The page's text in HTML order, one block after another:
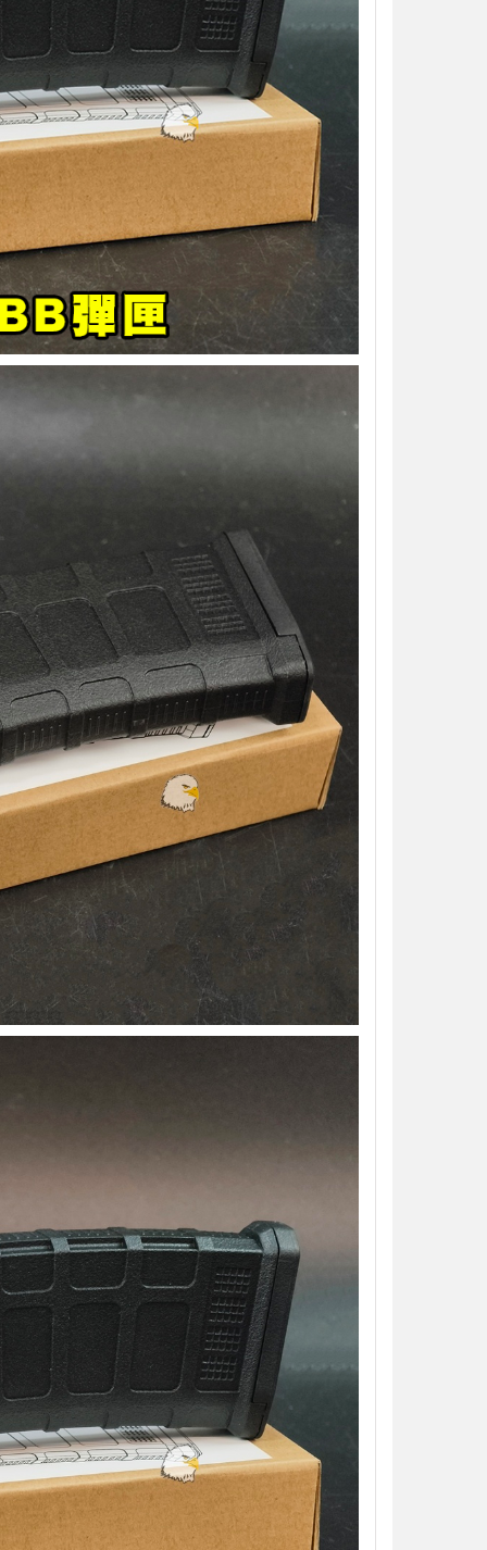
版 AEG 黑 M4 彈匣款 電動機槍 伸縮
托傘兵輕量化機槍尼龍
NT$5850元
加入購物車
【翔準AOG】S&T UFC M4彈匣 AEG
無聲彈匣(盒裝)5入 130連 沙
DAMAG36VTA M4/AR15系列 電動
槍匣
【翔準AOG】S&T M4彈匣 300連
藍/橙/綠/紅 DAMAG38BK AR/M4金
屬彈匣 電動槍彈匣
NT$420元 NT$ 元
加入購物車
心橡膠訓練用途橡膠防護彈
【翔準AOG】MIT 橡膠
暴彈 1.14g 100顆罐裝 台
密度實心橡膠訓練用途橡
NT$150元
03 MOLLE掛載 戰術背心
前手機板載體 E0100